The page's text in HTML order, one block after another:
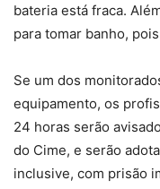
bateria está fraca.
para tomar banho,
Se um dos
equipamento, os
24 horas serão
do Cime, e serão
inclusive, com prisão